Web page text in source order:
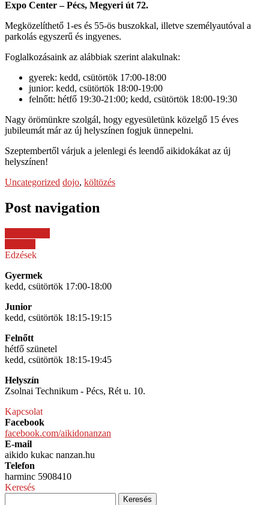
Expo Center – Pécs, Megyeri út 72.
Megközelíthető 1-es és 55-ös buszokkal, illetve személyautóval a
parkolás egyszerű és ingyenes.
Foglalkozásaink az alábbiak szerint alakulnak:
gyerek: kedd, csütörtök 17:00-18:00
junior: kedd, csütörtök 18:00-19:00
felnőtt: hétfő 19:30-21:00; kedd, csütörtök 18:00-19:30
Nagy örömünkre szolgál, hogy egyesületünk közelgő 15 éves
jubileumát már az új helyszínen fogjuk ünnepelni.
Szeptembertől várjuk a jelenlegi és leendő aikidokákat az új
helyszínen!
Uncategorized dojo, költözés
Post navigation
Edzések
Gyermek
kedd, csütörtök 17:00-18:00
Junior
kedd, csütörtök 18:15-19:15
Felnőtt
hétfő szünetel
kedd, csütörtök 18:15-19:45
Helyszín
Zsolnai Technikum - Pécs, Rét u. 10.
Kapcsolat
Facebook
facebook.com/aikidonanzan
E-mail
aikido kukac nanzan.hu
Telefon
harminc 5908410
Keresés